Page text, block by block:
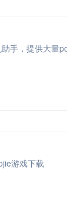
手，提供大量
游戏下载